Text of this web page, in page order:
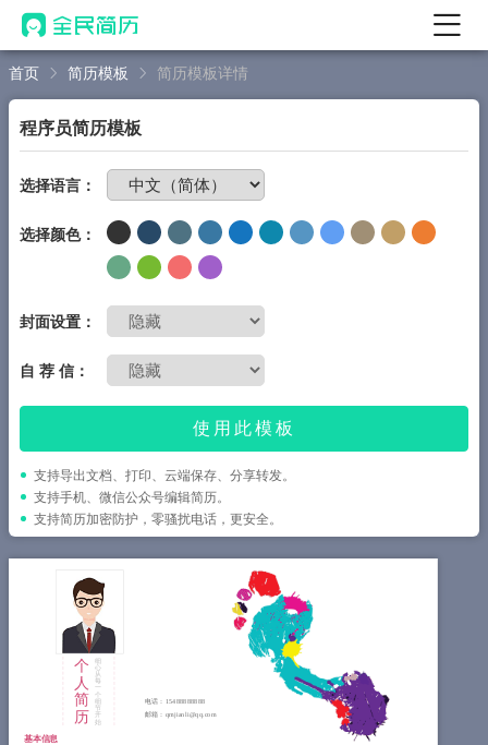
首页
AI 简历工具
AI 优化简历
AI 翻译简历
AI 诊断简历
AI 模拟面试
面试自我介绍
简历教程
登录 / 注册
首页 简历模板 简历模板详情
程序员简历模板
选择语言：
选择颜色：
封面设置：
自 荐 信：
使用此模板
支持导出文档、打印、云端保存、分享转发。
支持手机、微信公众号编辑简历。
支持简历加密防护，零骚扰电话，更安全。
个
人
简
历
细
心
从
每
一
个
细
节
开
始
电话： 15488888888
邮箱： qmjianli@qq.com
基本信息